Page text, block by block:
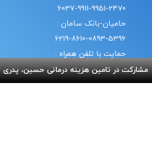
6037-9911-9951-2470
حامیان-بانک سامان :
6219-8610-0893-5396
حمایت با تلفن همراه :
18#*7*733*
20#*0*724*
مشارکت در تامین هزینه درمانی حسین، پدری 43 ساله - کلیک کنید